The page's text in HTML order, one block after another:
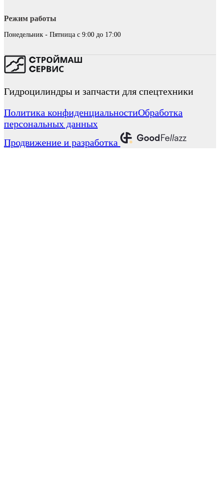
Режим работы
Понедельник - Пятница с 9:00 до 17:00
Гидроцилиндры и запчасти для спецтехники
Политика конфиденциальностиОбработка
персональных данных
Продвижение и разработка